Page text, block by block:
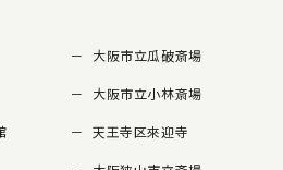
大阪市立瓜破斎場
大阪市立小林斎場
天王寺区來迎寺